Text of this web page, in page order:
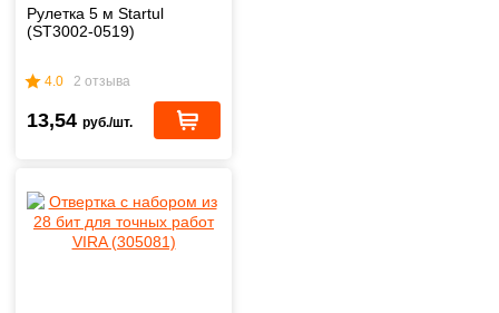
Рулетка 5 м Startul
(ST3002-0519)
4.0 2 отзыва
13,54 руб./шт.